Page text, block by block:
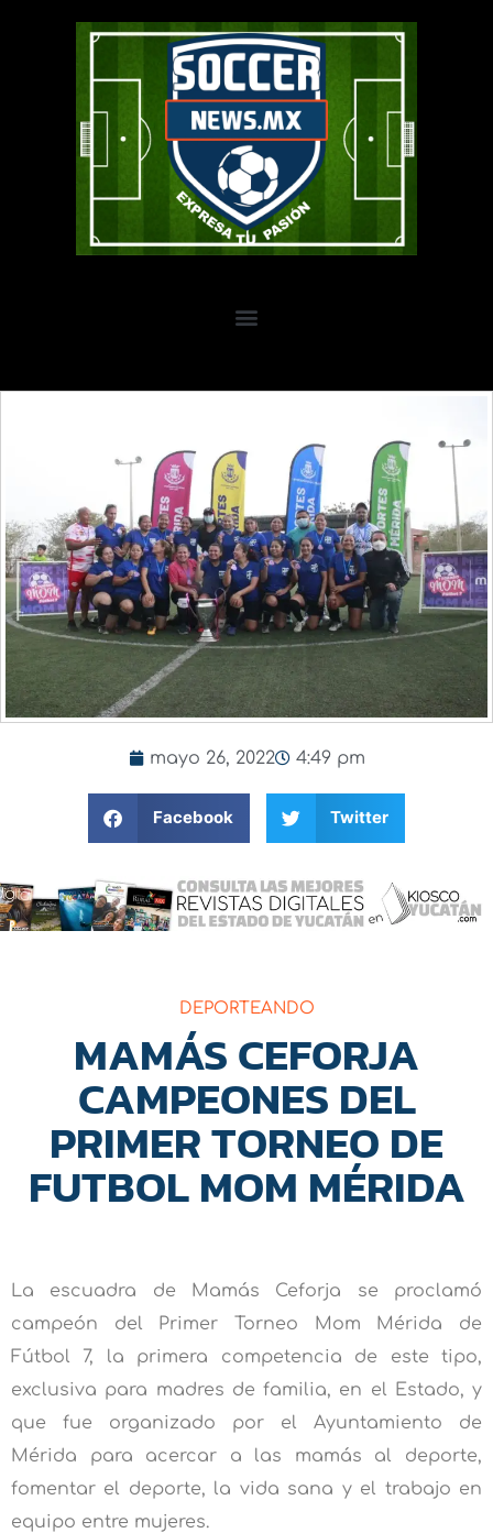
mayo 26, 2022 4:49 pm
Facebook Twitter
DEPORTEANDO
MAMÁS CEFORJA
CAMPEONES DEL
PRIMER TORNEO DE
FUTBOL MOM MÉRIDA
La escuadra de Mamás Ceforja se proclamó
campeón del Primer Torneo Mom Mérida de
Fútbol 7, la primera competencia de este tipo,
exclusiva para madres de familia, en el Estado, y
que fue organizado por el Ayuntamiento de
Mérida para acercar a las mamás al deporte,
fomentar el deporte, la vida sana y el trabajo en
equipo entre mujeres.